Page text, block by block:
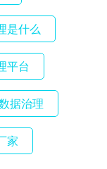
是什么
平台
据治理
家